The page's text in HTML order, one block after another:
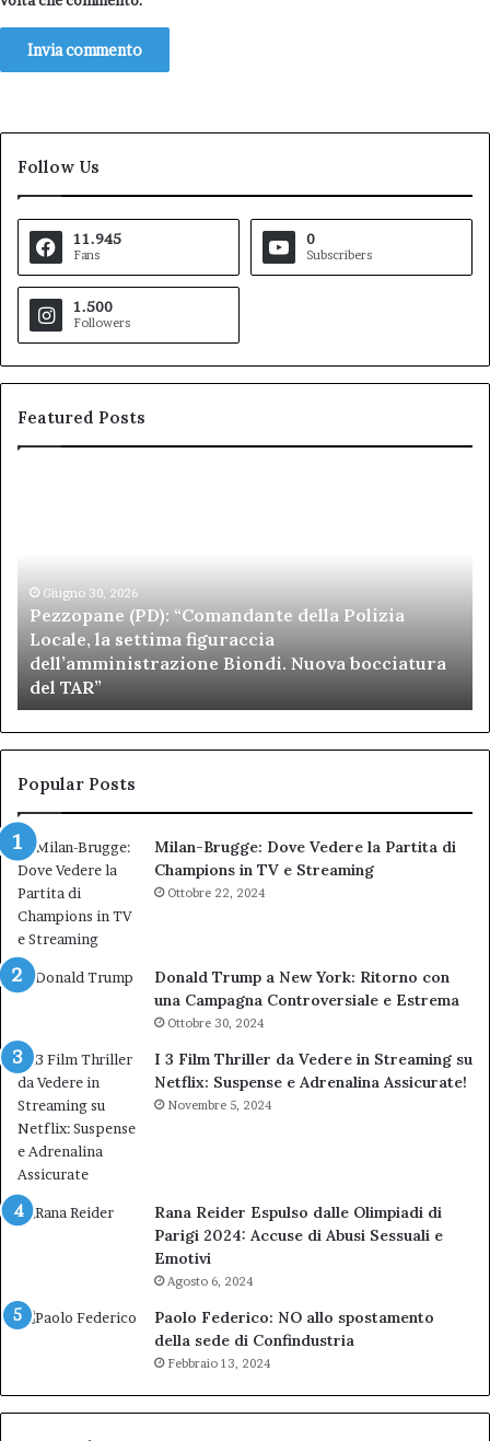
Follow Us
11.945
Fans
0
Subscribers
1.500
Followers
Featured Posts
Locale,
settima
figuraccia
dell’amministrazione
Biondi.
Nuova
bocciatura
del
Giugno 30, 2026
Pezzopane (PD): “Comandante della Polizia
Locale, la settima figuraccia
dell’amministrazione Biondi. Nuova bocciatura
del TAR”
ai
Popular Posts
Milan-Brugge: Dove Vedere la Partita di
Champions in TV e Streaming
Ottobre 22, 2024
Donald Trump a New York: Ritorno con
una Campagna Controversiale e Estrema
Ottobre 30, 2024
I 3 Film Thriller da Vedere in Streaming su
Netflix: Suspense e Adrenalina Assicurate!
Novembre 5, 2024
Rana Reider Espulso dalle Olimpiadi di
Parigi 2024: Accuse di Abusi Sessuali e
Emotivi
Agosto 6, 2024
Paolo Federico: NO allo spostamento
della sede di Confindustria
Febbraio 13, 2024